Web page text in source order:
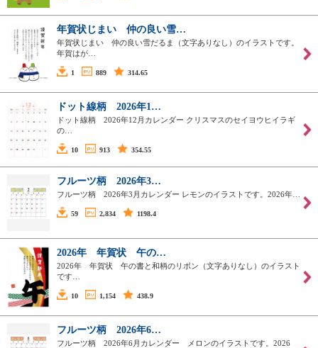
年賀状じまい 仲の良い雪…
年賀状じまい 仲の良い雪だるま（文字ありなし）のイラストです。
年賀はが…
1 889 314.65
ドット線柄 2026年1…
ドット線柄 2026年12月カレンダー クリスマスのセイヨウヒイラギ
の…
10 913 354.55
フルーツ柄 2026年3…
フルーツ柄 2026年3月カレンダー レモンのイラストです。2026年…
59 2,834 1198.4
2026年 年賀状 午の…
2026年 年賀状 午の書と和柄のリボン（文字ありなし）のイラスト
です…
10 1,154 438.9
フルーツ柄 2026年6…
フルーツ柄 2026年6月カレンダー メロンのイラストです。2026